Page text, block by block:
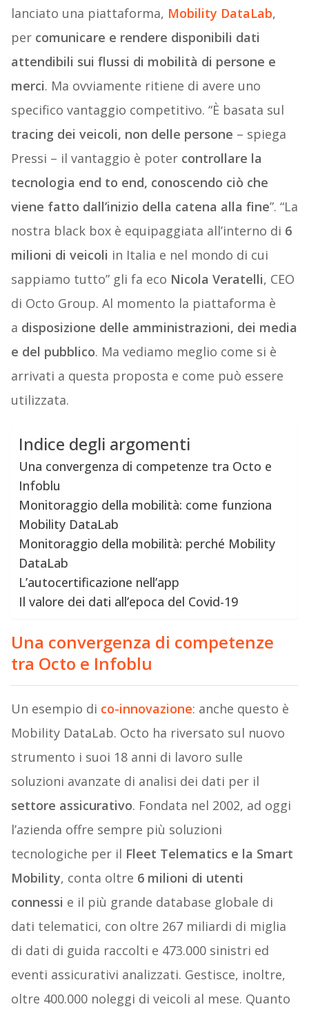
lanciato una piattaforma, Mobility DataLab,
per comunicare e rendere disponibili dati
attendibili sui flussi di mobilità di persone e
merci. Ma ovviamente ritiene di avere uno
specifico vantaggio competitivo. “È basata sul
tracing dei veicoli, non delle persone – spiega
Pressi – il vantaggio è poter controllare la
tecnologia end to end, conoscendo ciò che
viene fatto dall’inizio della catena alla fine”. “La
nostra black box è equipaggiata all’interno di 6
milioni di veicoli in Italia e nel mondo di cui
sappiamo tutto” gli fa eco Nicola Veratelli, CEO
di Octo Group. Al momento la piattaforma è
a disposizione delle amministrazioni, dei media
e del pubblico. Ma vediamo meglio come si è
arrivati a questa proposta e come può essere
utilizzata.
Indice degli argomenti
Una convergenza di competenze tra Octo e
Infoblu
Monitoraggio della mobilità: come funziona
Mobility DataLab
Monitoraggio della mobilità: perché Mobility
DataLab
L’autocertificazione nell’app
Il valore dei dati all’epoca del Covid-19
Una convergenza di competenze
tra Octo e Infoblu
Un esempio di co-innovazione: anche questo è
Mobility DataLab. Octo ha riversato sul nuovo
strumento i suoi 18 anni di lavoro sulle
soluzioni avanzate di analisi dei dati per il
settore assicurativo. Fondata nel 2002, ad oggi
l’azienda offre sempre più soluzioni
tecnologiche per il Fleet Telematics e la Smart
Mobility, conta oltre 6 milioni di utenti
connessi e il più grande database globale di
dati telematici, con oltre 267 miliardi di miglia
di dati di guida raccolti e 473.000 sinistri ed
eventi assicurativi analizzati. Gestisce, inoltre,
oltre 400.000 noleggi di veicoli al mese. Quanto